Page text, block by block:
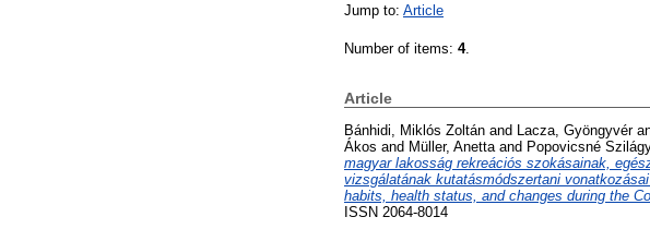
Jump to: Article
Number of items: 4.
Article
Bánhidi, Miklós Zoltán and Lacza, Gyöngyvér
Ákos and Müller, Anetta and Popovicsné
magyar lakosság rekreációs szokásainak,
vizsgálatának kutatásmódszertani
habits, health status, and changes during the
ISSN 2064-8014